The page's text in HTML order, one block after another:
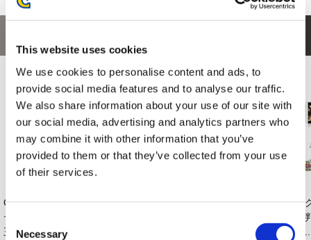
This website uses cookies
We use cookies to personalise content and ads, to
provide social media features and to analyse our traffic.
We also share information about your use of our site with
our social media, advertising and analytics partners who
may combine it with other information that you’ve
provided to them or that they’ve collected from your use
of their services.
Consent
Selection
Necessary
CAPCOM×B-SIDEス
テッカー 逆転裁判
王...
CAPCOM×B-SIDEス
逆転裁判456 王泥喜
【
レ